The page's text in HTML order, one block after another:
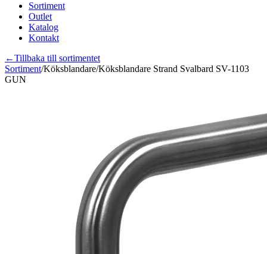
Sortiment
Outlet
Katalog
Kontakt
←Tillbaka till sortimentet
Sortiment/Köksblandare/Köksblandare Strand Svalbard SV-1103
GUN